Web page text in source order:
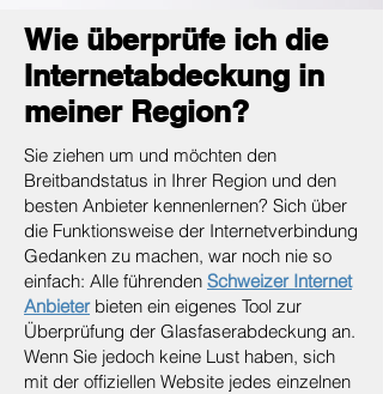
Wie überprüfe ich die
Internetabdeckung in
meiner Region?
Sie ziehen um und möchten den
Breitbandstatus in Ihrer Region und den
besten Anbieter kennenlernen? Sich über
die Funktionsweise der Internetverbindung
Gedanken zu machen, war noch nie so
einfach: Alle führenden Schweizer Internet
Anbieterbieten ein eigenes Tool zur
Überprüfung der Glasfaserabdeckung an.
Wenn Sie jedoch keine Lust haben, sich
mit der offiziellen Website jedes einzelnen